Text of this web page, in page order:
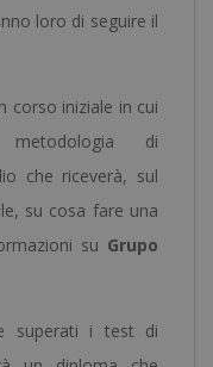
loro di seguire il
corso iniziale in cui
di
che riceverà, sul
su cosa fare una
su Grupo
superati i test di